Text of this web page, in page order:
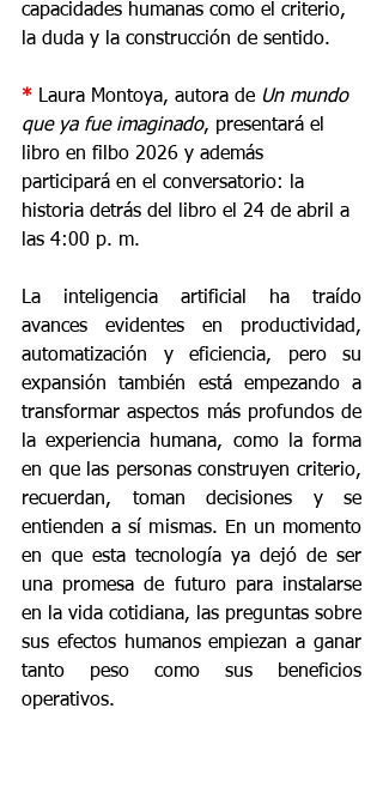
capacidades humanas como el criterio,
la duda y la construcción de sentido.
* Laura Montoya, autora de Un mundo
que ya fue imaginado, presentará el
libro en filbo 2026 y además
participará en el conversatorio: la
historia detrás del libro el 24 de abril a
las 4:00 p. m.
La inteligencia artificial ha traído
avances evidentes en productividad,
automatización y eficiencia, pero su
expansión también está empezando a
transformar aspectos más profundos de
la experiencia humana, como la forma
en que las personas construyen criterio,
recuerdan, toman decisiones y se
entienden a sí mismas. En un momento
en que esta tecnología ya dejó de ser
una promesa de futuro para instalarse
en la vida cotidiana, las preguntas sobre
sus efectos humanos empiezan a ganar
tanto peso como sus beneficios
operativos.